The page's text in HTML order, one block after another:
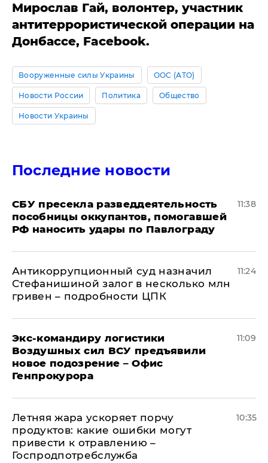
Мирослав Гай, волонтер, участник
антитеррористической операции на
Донбассе, Facebook.
Вооруженные силы Украины ООС (АТО)
Новости России Политика Общество
Новости Украины
Последние новости
СБУ пресекла разведдеятельность
пособницы оккупантов, помогавшей
РФ наносить удары по Павлограду
11:38
Антикоррупционный суд назначил
Стефанишиной залог в несколько млн
гривен – подробности ЦПК
11:24
Экс-командиру логистики
Воздушных сил ВСУ предъявили
новое подозрение – Офис
Генпрокурора
11:09
Летняя жара ускоряет порчу
продуктов: какие ошибки могут
привести к отравлению –
Госпродпотребслужба
10:35